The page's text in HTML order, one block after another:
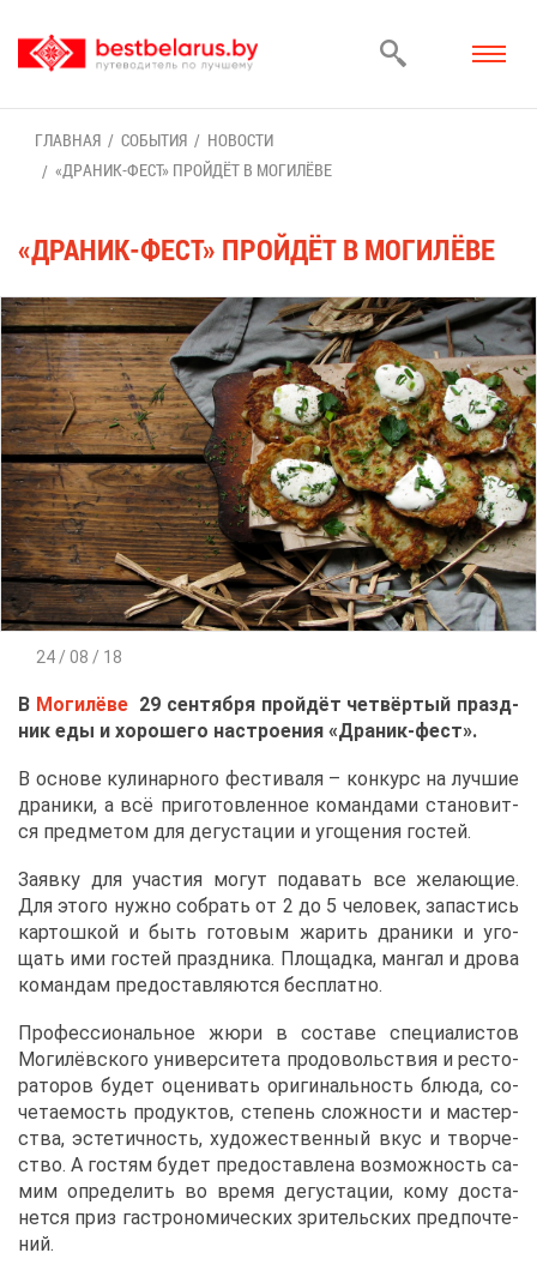
ГЛАВ­НАЯ СО­БЫ­ТИЯ
НО­ВО­СТИ
«ДРА­НИК-ФЕСТ» ПРОЙ­ДЁТ В МО­ГИ­ЛЁ­ВЕ
«ДРА­НИК-ФЕСТ» ПРОЙ­ДЁТ В МО­ГИ­ЛЁ­ВЕ
24 / 08 / 18
В Мо­ги­лё­ве29 сен­тяб­ря прой­дёт чет­вёр­тый празд­
ник еды и хо­ро­ше­го на­стро­е­ния «Дра­ник-фест».
В ос­но­ве ку­ли­нар­но­го фе­сти­ва­ля – кон­курс на луч­шие
дра­ни­ки, а всё при­го­тов­лен­ное ко­ман­да­ми ста­но­вит­
ся пред­ме­том для де­гу­ста­ции и уго­ще­ния го­стей.
За­яв­ку для уча­стия мо­гут по­да­вать все же­ла­ю­щие.
Для это­го нуж­но со­брать от 2 до 5 че­ло­век, за­па­стись
кар­тош­кой и быть го­то­вым жа­рить дра­ни­ки и уго­
щать ими го­стей празд­ни­ка. Пло­щад­ка, ман­гал и дро­ва
ко­ман­дам предо­став­ля­ют­ся бес­плат­но.
Про­фес­си­о­наль­ное жю­ри в со­ста­ве спе­ци­а­ли­стов
Мо­ги­лёв­ско­го уни­вер­си­те­та про­до­воль­ствия и ре­сто­
ра­то­ров бу­дет оце­ни­вать ори­ги­наль­ность блю­да, со­
че­та­е­мость про­дук­тов, сте­пень слож­но­сти и ма­стер­
ства, эс­те­тич­ность, ху­до­же­ствен­ный вкус и твор­че­
ство. А го­стям бу­дет предо­став­ле­на воз­мож­ность са­
мим опре­де­лить во вре­мя де­гу­ста­ции, ко­му до­ста­
нет­ся приз га­стро­но­ми­че­ских зри­тель­ских пред­по­чте­
ний.